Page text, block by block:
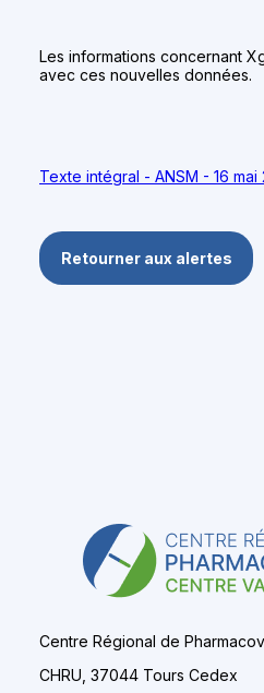
Les informations concernant
avec ces nouvelles données.
Texte intégral - ANSM - 16 mai
Retourner aux alertes
Centre Régional de
CHRU, 37044 Tours Cedex